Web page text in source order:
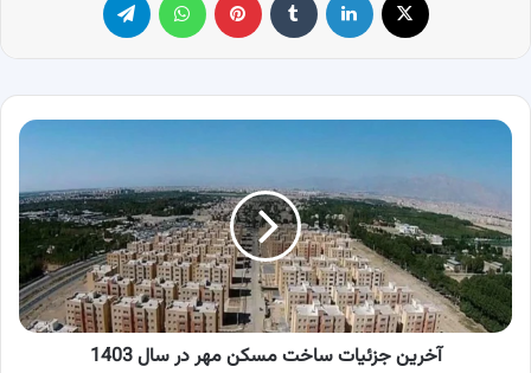
آخرین
جزئیات
ساخت
مسکن
مهر
در
سال
1403
آخرین جزئیات ساخت مسکن مهر در سال 1403